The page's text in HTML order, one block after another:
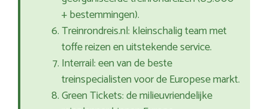
+ bestemmingen).
Treinrondreis.nl: kleinschalig team met
toffe reizen en uitstekende service.
Interrail: een van de beste
treinspecialisten voor de Europese markt.
Green Tickets: de milieuvriendelijke